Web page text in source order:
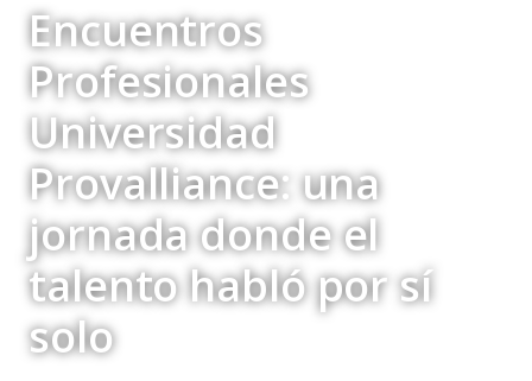
Encuentros
Profesionales
Universidad
Provalliance: una
jornada donde el
talento habló por sí
solo